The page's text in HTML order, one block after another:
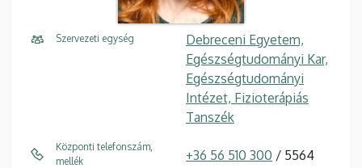
Szervezeti egység
Debreceni Egyetem,
Egészségtudományi Kar,
Egészségtudományi
Intézet, Fizioterápiás
Tanszék
Központi telefonszám,
mellék
+36 56 510 300 / 5564